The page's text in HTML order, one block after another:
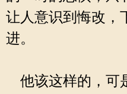
让人意识到悔改，
进。
他该这样的，可